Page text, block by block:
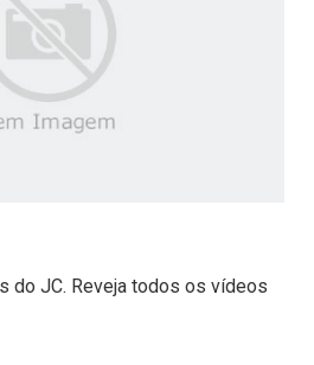
do JC. Reveja todos os vídeos